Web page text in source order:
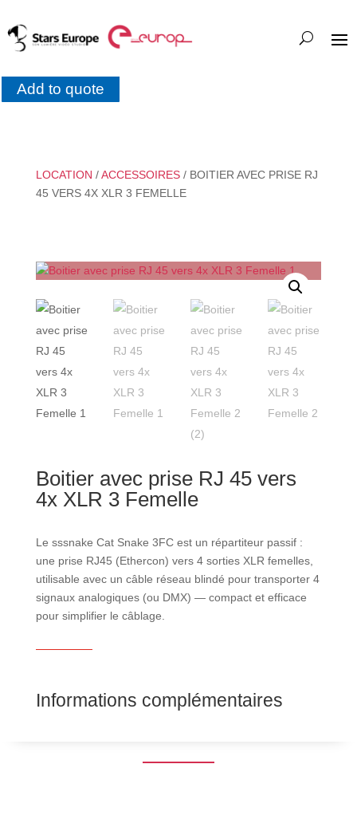
Add to quote
LOCATION /ACCESSOIRES/ BOITIER AVEC PRISE RJ
45 VERS 4X XLR 3 FEMELLE
Boitier avec prise RJ 45 vers
4x XLR 3 Femelle
Le sssnake Cat Snake 3FC est un répartiteur passif :
une prise RJ45 (Ethercon) vers 4 sorties XLR femelles,
utilisable avec un câble réseau blindé pour transporter 4
signaux analogiques (ou DMX) — compact et efficace
pour simplifier le câblage.
Informations complémentaires